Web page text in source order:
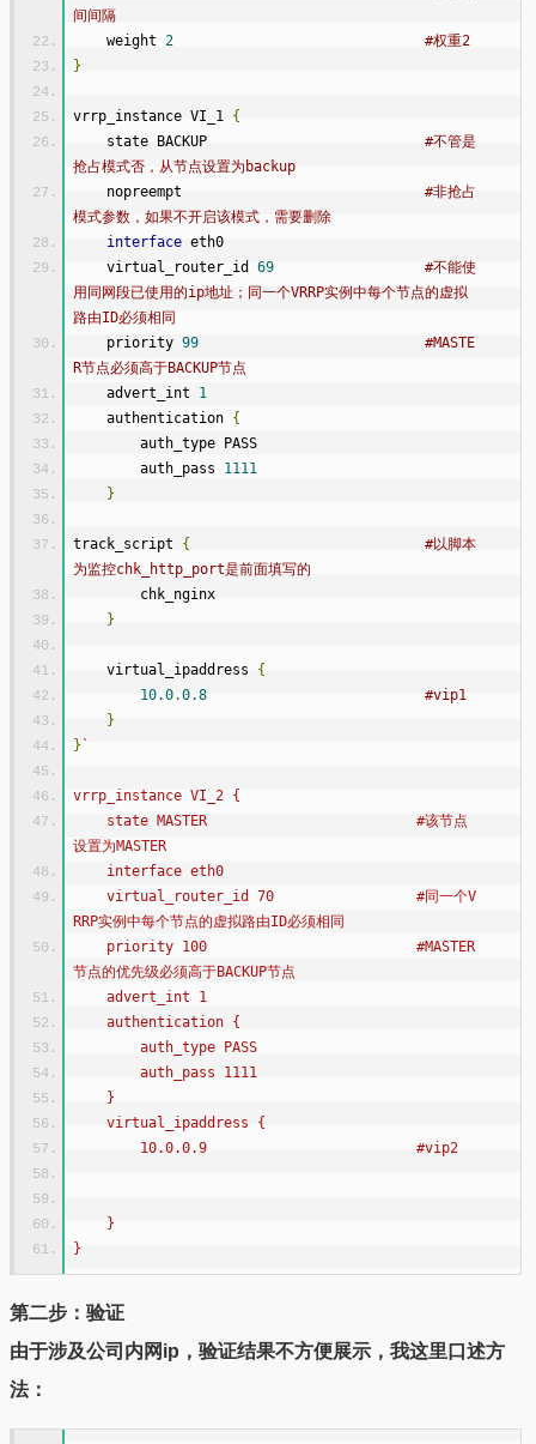
间间隔
    weight
2
#权重2
}
vrrp_instance VI_1 {
    state BACKUP
#不管是
抢占模式否，从节点设置为backup
    nopreempt
#非抢占
模式参数，如果不开启该模式，需要删除
interface eth0
    virtual_router_id
69
#不能使
用同网段已使用的ip地址；同一个VRRP实例中每个节点的虚拟
路由ID必须相同
    priority
99
#MASTE
R节点必须高于BACKUP节点
    advert_int
1
    authentication
{
        auth_type PASS
        auth_pass
1111
}
track_script {
#以脚本
为监控chk_http_port是前面填写的
        chk_nginx
}
    virtual_ipaddress
{
10.0.0.8
#vip1
}
} `
vrrp_instance VI_2 {
设置为MASTER
    interface eth0
RRP实例中每个节点的虚拟路由ID必须相同
节点的优先级必须高于BACKUP节点
    advert_int 1
    authentication {
        auth_type PASS
        auth_pass 1111
    }
    virtual_ipaddress {
        10.0.0.9                         #vip2
    }
}
第二步：验证
由于涉及公司内网ip，验证结果不方便展示，我这里口述方
法：